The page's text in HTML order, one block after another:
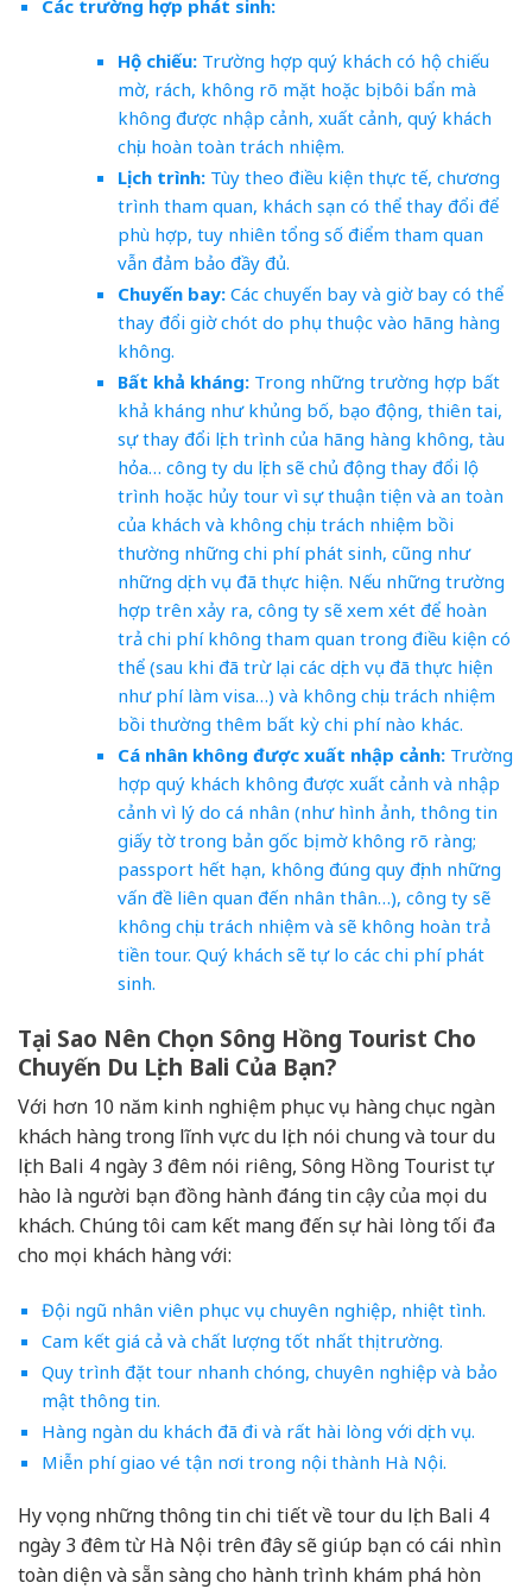
Các trường hợp phát sinh:
Hộ chiếu: Trường hợp quý khách có hộ chiếu
mờ, rách, không rõ mặt hoặc bị bôi bẩn mà
không được nhập cảnh, xuất cảnh, quý khách
chịu hoàn toàn trách nhiệm.
Lịch trình: Tùy theo điều kiện thực tế, chương
trình tham quan, khách sạn có thể thay đổi để
phù hợp, tuy nhiên tổng số điểm tham quan
vẫn đảm bảo đầy đủ.
Chuyến bay: Các chuyến bay và giờ bay có thể
thay đổi giờ chót do phụ thuộc vào hãng hàng
không.
Bất khả kháng: Trong những trường hợp bất
khả kháng như khủng bố, bạo động, thiên tai,
sự thay đổi lịch trình của hãng hàng không, tàu
hỏa… công ty du lịch sẽ chủ động thay đổi lộ
trình hoặc hủy tour vì sự thuận tiện và an toàn
của khách và không chịu trách nhiệm bồi
thường những chi phí phát sinh, cũng như
những dịch vụ đã thực hiện. Nếu những trường
hợp trên xảy ra, công ty sẽ xem xét để hoàn
trả chi phí không tham quan trong điều kiện có
thể (sau khi đã trừ lại các dịch vụ đã thực hiện
như phí làm visa…) và không chịu trách nhiệm
bồi thường thêm bất kỳ chi phí nào khác.
Cá nhân không được xuất nhập cảnh: Trường
hợp quý khách không được xuất cảnh và nhập
cảnh vì lý do cá nhân (như hình ảnh, thông tin
giấy tờ trong bản gốc bị mờ không rõ ràng;
passport hết hạn, không đúng quy định những
vấn đề liên quan đến nhân thân…), công ty sẽ
không chịu trách nhiệm và sẽ không hoàn trả
tiền tour. Quý khách sẽ tự lo các chi phí phát
sinh.
Tại Sao Nên Chọn Sông Hồng Tourist Cho
Chuyến Du Lịch Bali Của Bạn?
Với hơn 10 năm kinh nghiệm phục vụ hàng chục ngàn
khách hàng trong lĩnh vực du lịch nói chung và tour du
lịch Bali 4 ngày 3 đêm nói riêng, Sông Hồng Tourist tự
hào là người bạn đồng hành đáng tin cậy của mọi du
khách. Chúng tôi cam kết mang đến sự hài lòng tối đa
cho mọi khách hàng với:
Đội ngũ nhân viên phục vụ chuyên nghiệp, nhiệt tình.
Cam kết giá cả và chất lượng tốt nhất thị trường.
Quy trình đặt tour nhanh chóng, chuyên nghiệp và bảo
mật thông tin.
Hàng ngàn du khách đã đi và rất hài lòng với dịch vụ.
Miễn phí giao vé tận nơi trong nội thành Hà Nội.
Hy vọng những thông tin chi tiết về tour du lịch Bali 4
ngày 3 đêm từ Hà Nội trên đây sẽ giúp bạn có cái nhìn
toàn diện và sẵn sàng cho hành trình khám phá hòn